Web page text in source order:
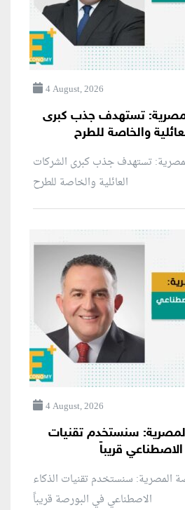
4 August, 2026
تستهدف جذب كبرى
والخاصة للطرح
تستهدف جذب كبرى الشركات
العائلية والخاصة للطرح
4 August, 2026
سنستخدم تقنيات
الاصطناعي قريباً
المصرية: سنستخدم تقنيات الذكاء
الاصطناعي في البورصة قريباً